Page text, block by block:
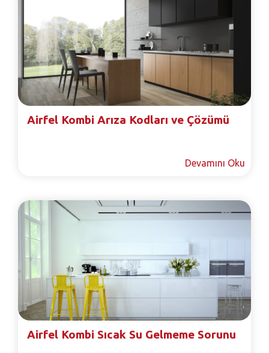
Airfel Kombi Arıza Kodları ve Çözümü
Devamını Oku
Airfel Kombi Sıcak Su Gelmeme Sorunu